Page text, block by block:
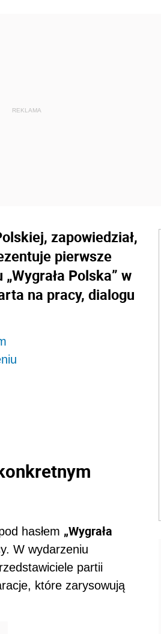
zapowiedział,
pierwsze
Polska” w
na pracy, dialogu
hasłem „Wygrała
W wydarzeniu
partii
które zarysowują